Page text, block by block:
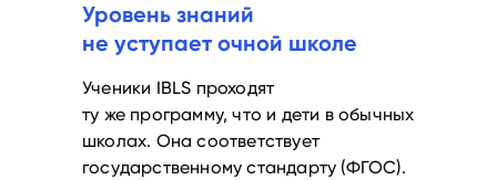
Уровень знаний
не уступает очной школе
Ученики IBLS проходят
ту же программу, что и дети в обычных
школах. Она соответствует
государственному стандарту (ФГОС).